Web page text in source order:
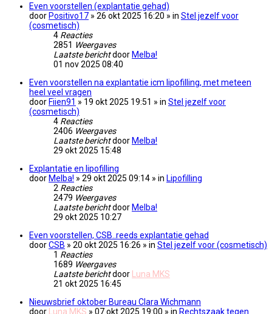
Even voorstellen (explantatie gehad)
door Positivo17 » 26 okt 2025 16:20 » in Stel jezelf voor
(cosmetisch)
4 Reacties
2851 Weergaves
Laatste berichtdoor Melba!
01 nov 2025 08:40
Even voorstellen na explantatie icm lipofilling, met meteen
heel veel vragen
door Fiien91 » 19 okt 2025 19:51 » in Stel jezelf voor
(cosmetisch)
4 Reacties
2406 Weergaves
Laatste berichtdoor Melba!
29 okt 2025 15:48
Explantatie en lipofilling
door Melba! » 29 okt 2025 09:14 » in Lipofilling
2 Reacties
2479 Weergaves
Laatste berichtdoor Melba!
29 okt 2025 10:27
Even voorstellen, CSB..reeds explantatie gehad
doorCSB » 20 okt 2025 16:26 » in Stel jezelf voor (cosmetisch)
1 Reacties
1689 Weergaves
Laatste berichtdoor
Luna MKS
21 okt 2025 16:45
Nieuwsbrief oktober Bureau Clara Wichmann
door
Luna MKS » 07 okt 2025 19:00 » in Rechtszaak tegen